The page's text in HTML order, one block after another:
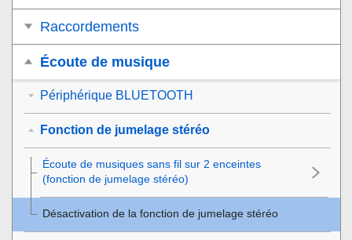
Raccordements
Écoute de musique
Périphérique BLUETOOTH
Fonction de jumelage stéréo
Écoute de musiques sans fil sur 2 enceintes
(fonction de jumelage stéréo)
Désactivation de la fonction de jumelage stéréo